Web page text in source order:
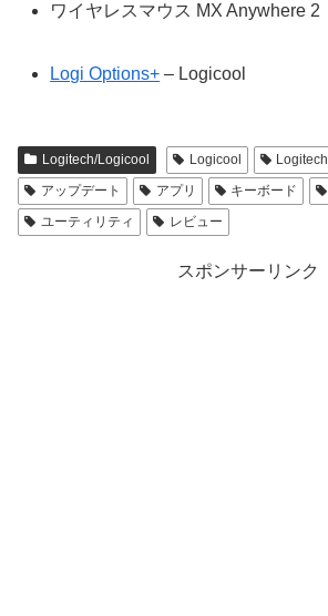
ワイヤレスマウス MX Anywhere 2
Logi Options+ – Logicool
Logitech/Logicool Logicool Logitech
アップデート
アプリ キーボード
ユーティリティ
レビュー
スポンサーリンク